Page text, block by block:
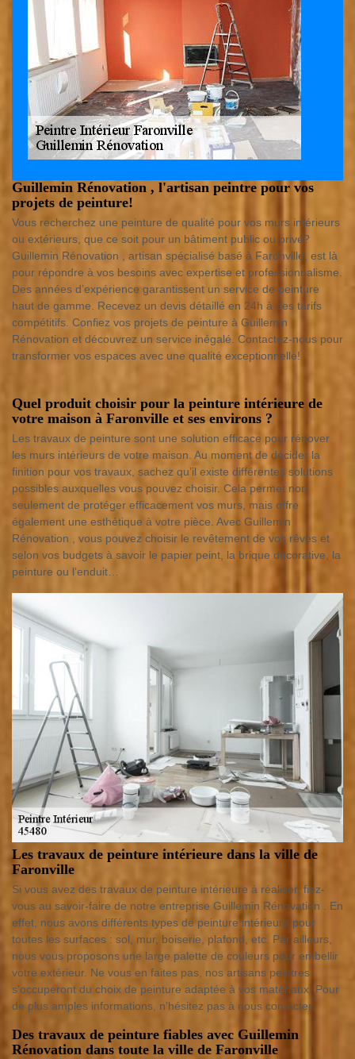
Guillemin Rénovation , l'artisan peintre pour vos
projets de peinture!
Vous recherchez une peinture de qualité pour vos murs intérieurs
ou extérieurs, que ce soit pour un bâtiment public ou privé?
Guillemin Rénovation , artisan spécialisé basé à Faronville, est là
pour répondre à vos besoins avec expertise et professionnalisme.
Des années d’expérience garantissent un service de peinture
haut de gamme. Recevez un devis détaillé en 24h à des tarifs
compétitifs. Confiez vos projets de peinture à Guillemin
Rénovation et découvrez un service inégalé. Contactez-nous pour
transformer vos espaces avec une qualité exceptionnelle!
Quel produit choisir pour la peinture intérieure de
votre maison à Faronville et ses environs ?
Les travaux de peinture sont une solution efficace pour rénover
les murs intérieurs de votre maison. Au moment de décider la
finition pour vos travaux, sachez qu’il existe différentes solutions
possibles auxquelles vous pouvez choisir. Cela permet non
seulement de protéger efficacement vos murs, mais offre
également une esthétique à votre pièce. Avec Guillemin
Rénovation , vous pouvez choisir le revêtement de vos rêves et
selon vos budgets à savoir le papier peint, la brique décorative, la
peinture ou l’enduit…
Les travaux de peinture intérieure dans la ville de
Faronville
Si vous avez des travaux de peinture intérieure à réaliser, fiez-
vous au savoir-faire de notre entreprise Guillemin Rénovation . En
effet, nous avons différents types de peinture intérieure pour
toutes les surfaces : sol, mur, boiserie, plafond, etc. Par ailleurs,
nous vous proposons une large palette de couleurs pour embellir
votre extérieur. Ne vous en faites pas, nos artisans peintres
s’occuperont du choix de peinture adaptée à vos matériaux. Pour
de plus amples informations, n’hésitez pas à nous contacter.
Des travaux de peinture fiables avec Guillemin
Rénovation dans toute la ville de Faronville